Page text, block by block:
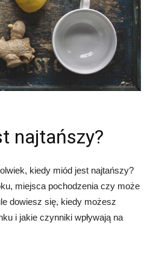
najtańszy?
kiedy miód jest najtańszy?
miejsca pochodzenia czy może
dowiesz się, kiedy możesz
i jakie czynniki wpływają na